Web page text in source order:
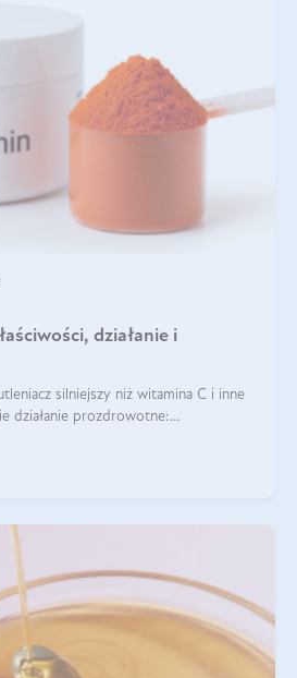
działanie i
silniejszy niż witamina C i inne
działanie prozdrowotne: